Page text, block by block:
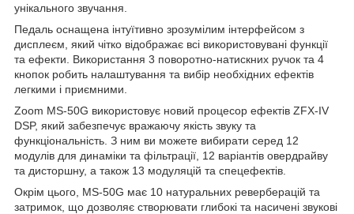
унікального звучання.
Педаль оснащена інтуїтивно зрозумілим інтерфейсом з
дисплеєм, який чітко відображає всі використовувані функції
та ефекти. Використання 3 поворотно-натискних ручок та 4
кнопок робить налаштування та вибір необхідних ефектів
легкими і приємними.
Zoom MS-50G використовує новий процесор ефектів ZFX-IV
DSP, який забезпечує вражаючу якість звуку та
функціональність. З ним ви можете вибирати серед 12
модулів для динаміки та фільтрації, 12 варіантів овердрайву
та дисторшну, а також 13 модуляцій та спецефектів.
Окрім цього, MS-50G має 10 натуральних реверберацій та
затримок, що дозволяє створювати глибокі та насичені звукові